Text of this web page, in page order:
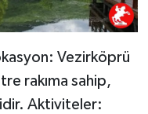
Vezirköprü
rakıma sahip,
Aktiviteler: